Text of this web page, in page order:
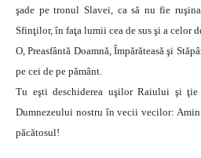
şade pe tronul Slavei, ca să nu fie
Sfinţilor, în faţa lumii cea de sus şi a celor
O, Preasfântă Doamnă, Împărăteasă şi
pe cei de pe pământ.
Tu eşti deschiderea uşilor Raiului şi
Dumnezeului nostru în vecii vecilor:
păcătosul!